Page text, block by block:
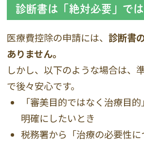
診断書は「絶対必要」で
医療費控除の申請には、診断書
ありません。
しかし、以下のような場合は、
で後々安心です。
「審美目的ではなく治療目
明確にしたいとき
税務署から「治療の必要性